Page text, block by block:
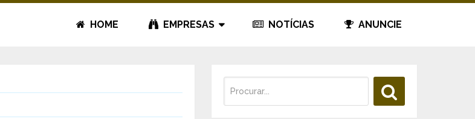
HOME EMPRESAS NOTÍCIAS ANUNCIE